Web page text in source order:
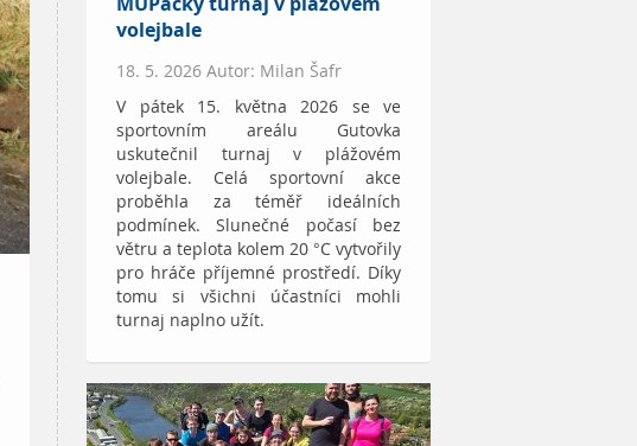
volejbale
18. 5. 2026 Autor: Milan Šafr
V pátek 15. května 2026 se ve
sportovním areálu Gutovka
uskutečnil turnaj v plážovém
volejbale. Celá sportovní akce
proběhla za téměř ideálních
podmínek. Slunečné počasí bez
větru a teplota kolem 20 °C vytvořily
pro hráče příjemné prostředí. Díky
tomu si všichni účastníci mohli
turnaj naplno užít.